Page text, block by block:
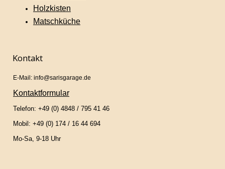
Holzkisten
Matschküche
Kontakt
E-Mail: info@sarisgarage.de
Kontaktformular
Telefon: +49 (0) 4848 / 795 41 46
Mobil: +49 (0) 174 / 16 44 694
Mo-Sa, 9-18 Uhr